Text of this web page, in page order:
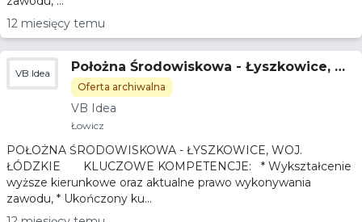
12 miesięcy temu
VB Idea
Położna Środowiskowa - Łyszkowice, wo
j. łódzkie
Oferta archiwalna
VB Idea
Łowicz
POŁOŻNA ŚRODOWISKOWA - ŁYSZKOWICE, WOJ.
ŁÓDZKIE KLUCZOWE KOMPETENCJE: * Wykształcenie
wyższe kierunkowe oraz aktualne prawo wykonywania
zawodu, * Ukończony ku...